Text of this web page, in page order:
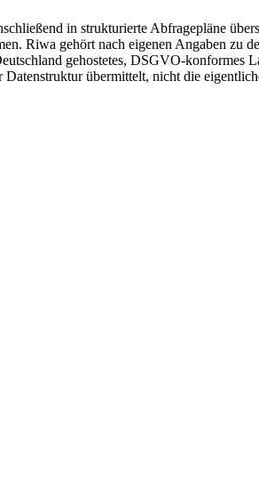
in strukturierte Abfragepläne
Riwa gehört nach eigenen Angaben zu
gehostetes, DSGVO-konformes
übermittelt, nicht die